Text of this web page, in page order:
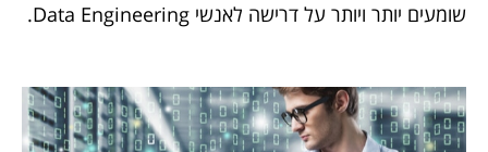
שומעים יותר ויותר על דרישה לאנשי Data Engineering.